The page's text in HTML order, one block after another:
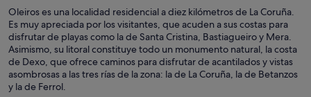
Oleiros es una localidad residencial a diez kilómetros de La Coruña.
Es muy apreciada por los visitantes, que acuden a sus costas para
disfrutar de playas como la de Santa Cristina, Bastiagueiro y Mera.
Asimismo, su litoral constituye todo un monumento natural, la costa
de Dexo, que ofrece caminos para disfrutar de acantilados y vistas
asombrosas a las tres rías de la zona: la de La Coruña, la de Betanzos
y la de Ferrol.